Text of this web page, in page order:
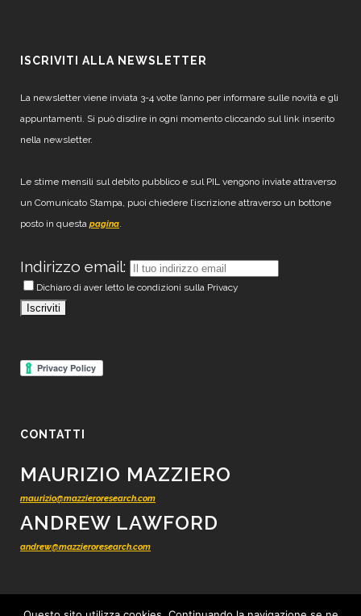
ISCRIVITI ALLA NEWSLETTER
La newsletter viene inviata 3-4 volte l’anno per informare sulle novità e gli
appuntamenti. Si può disdire in ogni momento cliccando sul link inserito
nella newsletter.
Le stime mensili sul debito pubblico e sul PIL vengono inviate attraverso
un Comunicato Stampa, puoi chiedere l’iscrizione attraverso un bottone
posto in questa pagina.
Indirizzo email:
Dichiaro di aver letto le condizioni sulla Privacy
CONTATTI
MAURIZIO MAZZIERO
maurizio@mazzieroresearch.com
ANDREW LAWFORD
andrew@mazzieroresearch.com